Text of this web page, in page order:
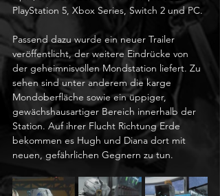
PlayStation 5, Xbox Series, Switch 2 und PC.
Passend dazu wurde ein neuer Trailer
veröffentlicht, der weitere Eindrücke von
der geheimnisvollen Mondstation liefert. Zu
sehen sind unter anderem die karge
Mondoberfläche sowie ein üppiger,
gewächshausartiger Bereich innerhalb der
Station. Auf ihrer Flucht Richtung Erde
bekommen es Hugh und Diana dort mit
neuen, gefährlichen Gegnern zu tun.